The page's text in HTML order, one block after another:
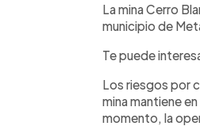
La mina Cerro
municipio de
Te puede
Los riesgos por
mina mantiene
momento, la